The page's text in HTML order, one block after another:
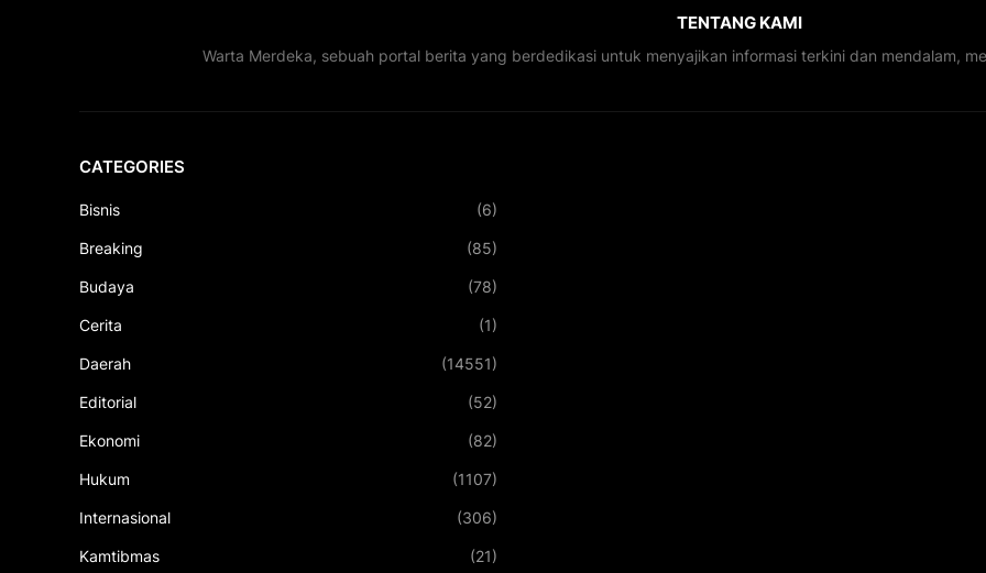
TENTANG KAMI
Warta Merdeka, sebuah portal berita yang berdedikasi untuk menyajikan informasi terkini dan mendalam,
CATEGORIES
Bisnis (6)
Breaking (85)
Budaya (78)
Cerita (1)
Daerah (14551)
Editorial (52)
Ekonomi (82)
Hukum (1107)
Internasional (306)
Kamtibmas (21)